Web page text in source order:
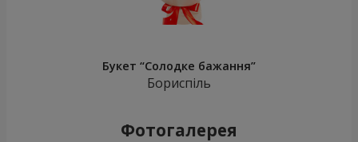
Букет “Солодке бажання”
Бориспіль
Фотогалерея